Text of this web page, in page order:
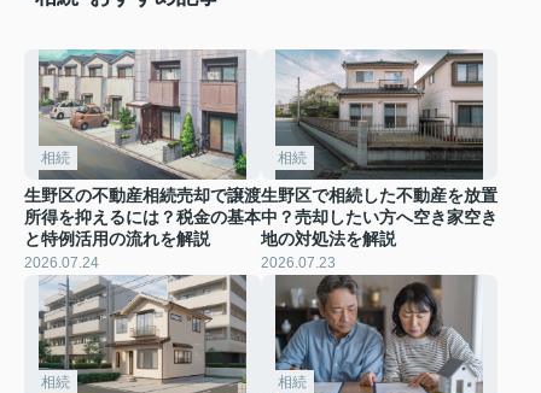
相続
生野区の不動産相続売却で譲渡
所得を抑えるには？税金の基本
と特例活用の流れを解説
2026.07.24
相続
生野区で相続した不動産を放置
中？売却したい方へ空き家空き
地の対処法を解説
2026.07.23
相続 相続